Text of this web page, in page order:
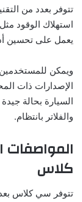
تتوفر بعدد من
استهلاك الوقود
يعمل على تحسين
ويمكن
الإصدارات ذات
السيارة بحالة
والفلاتر بانتظام.
كلاس
تتوفر سي كلاس